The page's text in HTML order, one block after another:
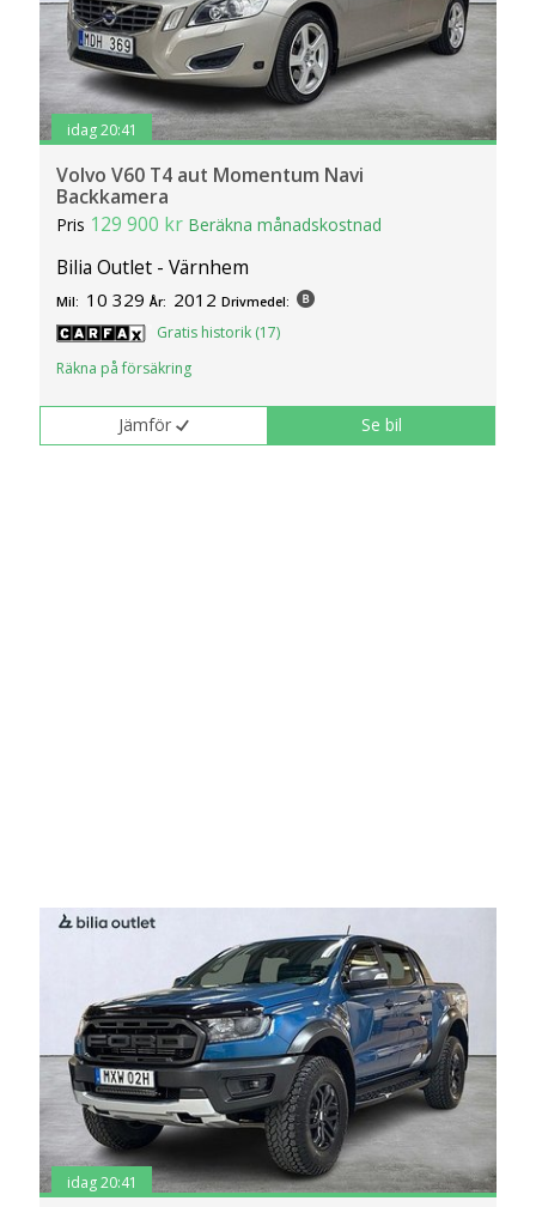
idag 20:41
Volvo V60 T4 aut Momentum Navi
Backkamera
Pris 129 900 kr Beräkna månadskostnad
Bilia Outlet - Värnhem
Mil: 10 329 År: 2012 Drivmedel:
Gratis historik (17)
Räkna på försäkring
Jämför Se bil
idag 20:41